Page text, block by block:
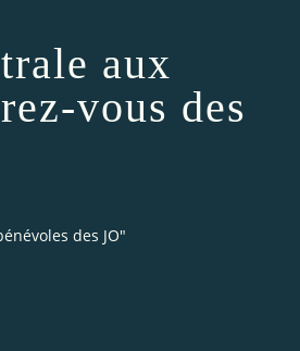
aux
vous des
des JO"